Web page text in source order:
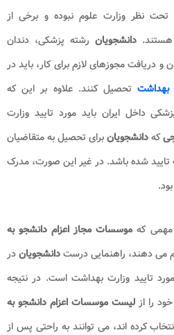
تحت نظر وزارت علوم نبوده و برخی از
دانشجویان رشته پزشکی، دندان
دریافت مجوزهای لازم برای کار، باید در
بهداشتتحصیل کنند. علاوه بر این که
داخل ایران باید مورد تایید وزارت
کهدانشجویانبرای تحصیل به متقاضیان
شده باشد. در غیر این صورت، مدرک
مهمی که موسسات مجاز اعزام دانشجو به
می دهند، راهنمایی درستدانشجویاندر
تایید وزارت بهداشت است. در نتیجه
را از لیست موسسات اعزام دانشجو به
کرده اند، می توانند به راحتی پس از